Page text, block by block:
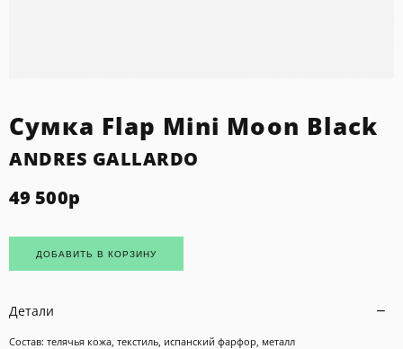
Сумка Flap Mini Moon Black
ANDRES GALLARDO
49 500р
ДОБАВИТЬ В КОРЗИНУ
Детали
Состав: телячья кожа, текстиль, испанский фарфор, металл